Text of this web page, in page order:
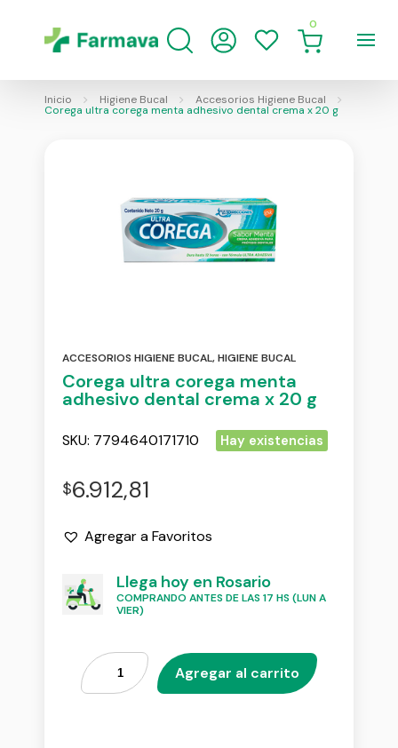
0
Inicio Higiene Bucal Accesorios Higiene Bucal
Corega ultra corega menta adhesivo dental crema x 20 g
ACCESORIOS HIGIENE BUCAL,HIGIENE BUCAL
Corega ultra corega menta
adhesivo dental crema x 20 g
SKU: 7794640171710 Hay existencias
$6.912,81
Agregar a Favoritos
Llega hoy en Rosario
COMPRANDO ANTES DE LAS 17 HS (LUN A
VIER)
Agregar al carrito